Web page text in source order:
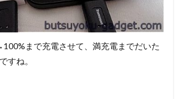
まで充電させて、満充電までだいた
すね。